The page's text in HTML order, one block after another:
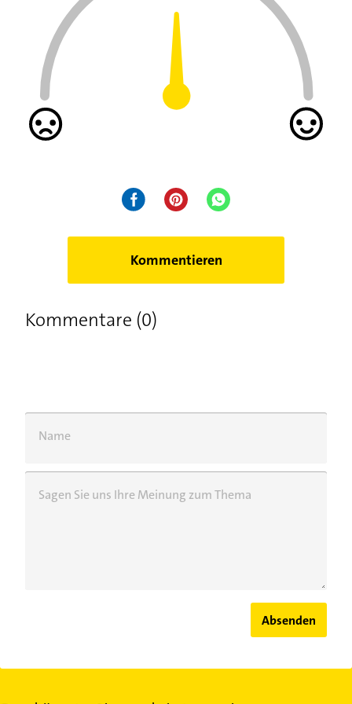
Kommentieren
Kommentare (0)
Name
Sagen Sie uns Ihre Meinung zum Thema
Absenden